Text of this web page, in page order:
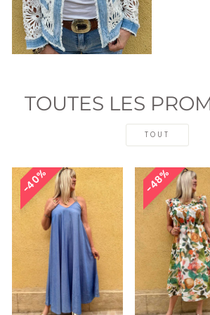
TOUTES LES
TOUT
40% 48%